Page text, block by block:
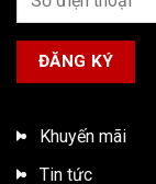
Khuyến mãi
Tin tức